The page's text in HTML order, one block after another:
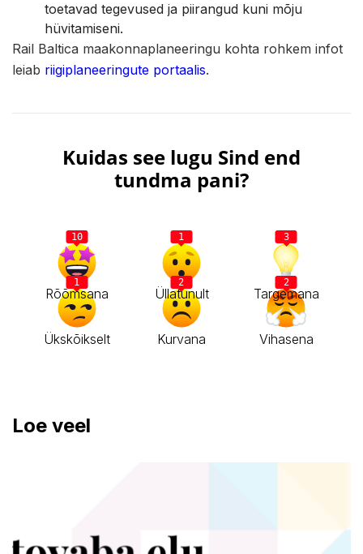
toetavad tegevused ja piirangud kuni mõju
hüvitamiseni.
Rail Baltica maakonnaplaneeringu kohta rohkem infot
leiab riigiplaneeringute portaalis.
Kuidas see lugu Sind end
tundma pani?
Rõõmsana
10
Üllatunult
1
Targemana
3
Ükskõikselt
1
Kurvana
2
Vihasena
2
Loe veel